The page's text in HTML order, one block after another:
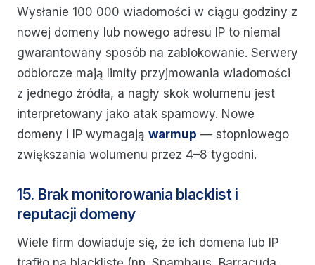
Wysłanie 100 000 wiadomości w ciągu godziny z
nowej domeny lub nowego adresu IP to niemal
gwarantowany sposób na zablokowanie. Serwery
odbiorcze mają limity przyjmowania wiadomości
z jednego źródła, a nagły skok wolumenu jest
interpretowany jako atak spamowy. Nowe
domeny i IP wymagają warmup — stopniowego
zwiększania wolumenu przez 4–8 tygodni.
15. Brak monitorowania blacklist i
reputacji domeny
Wiele firm dowiaduje się, że ich domena lub IP